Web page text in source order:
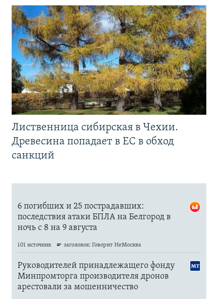
Лиственница сибирская в Чехии.
Древесина попадает в ЕС в обход
санкций